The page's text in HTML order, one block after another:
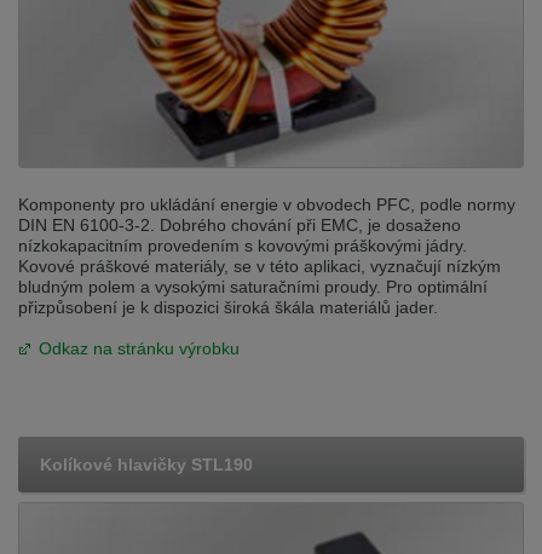
Komponenty pro ukládání energie v obvodech PFC, podle normy
DIN EN 6100-3-2. Dobrého chování při EMC, je dosaženo
nízkokapacitním provedením s kovovými práškovými jádry.
Kovové práškové materiály, se v této aplikaci, vyznačují nízkým
bludným polem a vysokými saturačními proudy. Pro optimální
přizpůsobení je k dispozici široká škála materiálů jader.
Odkaz na stránku výrobku
Kolíkové hlavičky STL190